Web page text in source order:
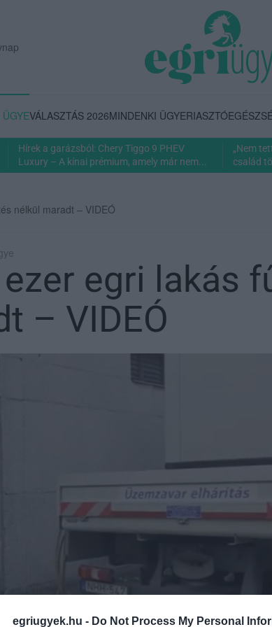
egriugyek.hu - Do Not Process My Personal
VÁLASZTÁS 2026MINDENKI ÜGYERIASZTÓ
Hírek a garázsból: Chery Tiggo 9 PHEV
Luxury – A kínai prémium, amely már nem...
„Nem
család
nélkül maradt – VIDEÓ
egri lakás
– VIDEÓ